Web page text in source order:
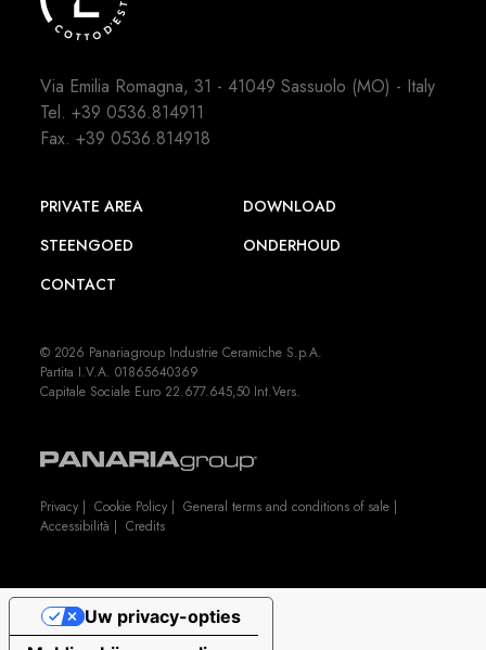
Via Emilia Romagna, 31 - 41049 Sassuolo (MO) - Italy
Tel.+39 0536.814911
Fax. +39 0536.814918
PRIVATE AREA
DOWNLOAD
STEENGOED
ONDERHOUD
CONTACT
© 2026 Panariagroup Industrie Ceramiche S.p.A.
Partita I.V.A. 01865640369
Capitale Sociale Euro 22.677.645,50 Int.Vers.
Privacy |Cookie Policy |General terms and conditions of sale |
Accessibilità |Credits
Uw privacy-opties